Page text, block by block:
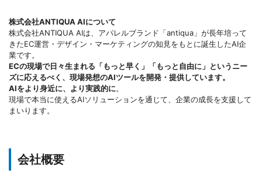
株式会社ANTIQUA AIについて
株式会社ANTIQUA AIは、アパレルブランド「antiqua」が長年培って
きたEC運営・デザイン・マーケティングの知見をもとに誕生したAI企
業です。
ECの現場で日々生まれる「もっと早く」「もっと自由に」というニー
ズに応えるべく、現場発想のAIツールを開発・提供しています。
AIをより身近に、より実践的に。
現場で本当に使えるAIソリューションを通じて、企業の成長を支援して
まいります。
会社概要